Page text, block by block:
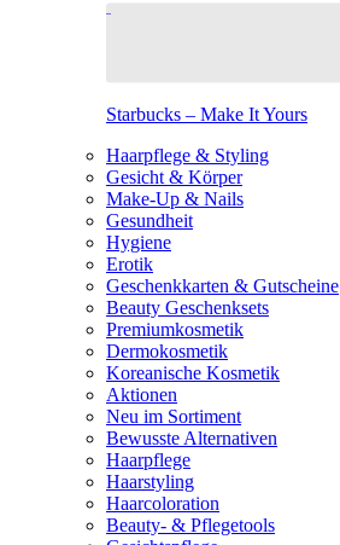
Starbucks – Make It Yours
Haarpflege & Styling
Gesicht & Körper
Make-Up & Nails
Gesundheit
Hygiene
Erotik
Geschenkkarten & Gutscheine
Beauty Geschenksets
Premiumkosmetik
Dermokosmetik
Koreanische Kosmetik
Aktionen
Neu im Sortiment
Bewusste Alternativen
Haarpflege
Haarstyling
Haarcoloration
Beauty- & Pflegetools